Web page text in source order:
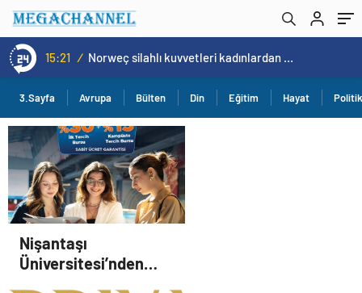
15:21 / Norweç silahlı kuvvetleri kadınlardan oluşan özel kuvvetler eğitimlerini başlattı.
3.Sayfa Avrupa Bülten Din Eğitim Hayat
Nişantaşı
Üniversitesi’nden